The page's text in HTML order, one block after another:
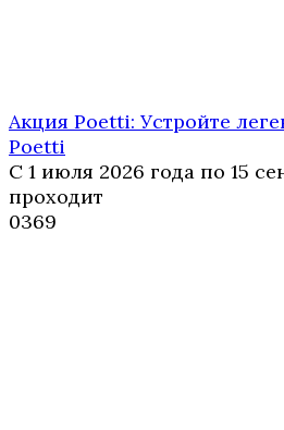
Акция Poetti: Устройте
Poetti
С 1 июля 2026 года по 15
проходит
0369